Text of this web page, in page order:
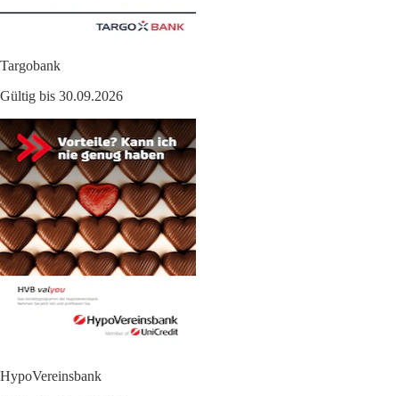
Targobank
Gültig bis 30.09.2026
HypoVereinsbank